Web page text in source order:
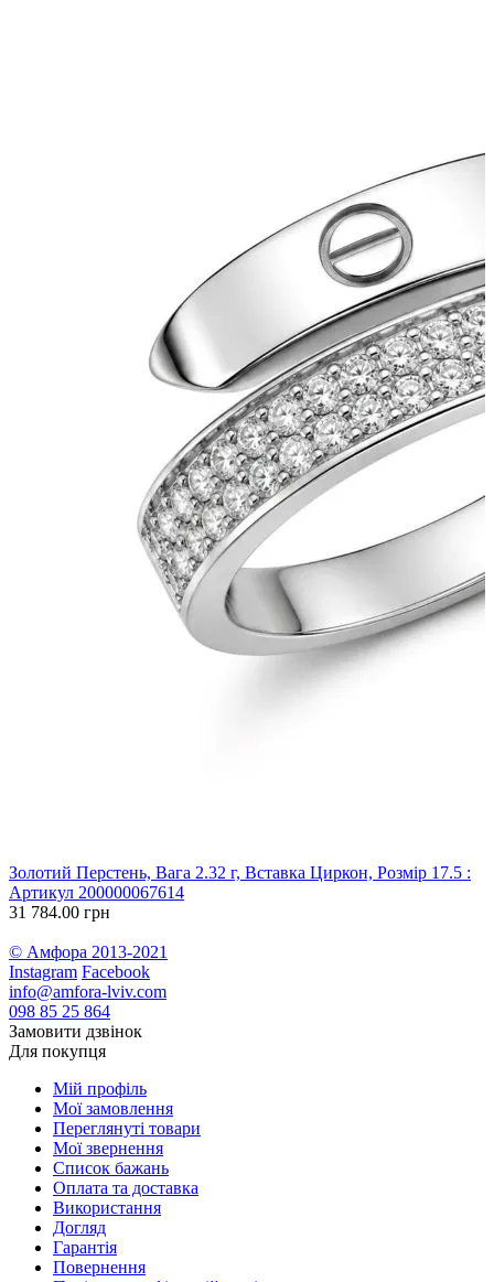
Золотий Перстень, Вага 2.32 г, Вставка Циркон, Розмір 17.5 :
Артикул 200000067614
31 784.00 грн
© Амфора 2013-2021
Instagram Facebook
info@amfora-lviv.com
098 85 25 864
Замовити дзвінок
Для покупця
Мій профіль
Мої замовлення
Переглянуті товари
Мої звернення
Список бажань
Оплата та доставка
Використання
Догляд
Гарантія
Повернення